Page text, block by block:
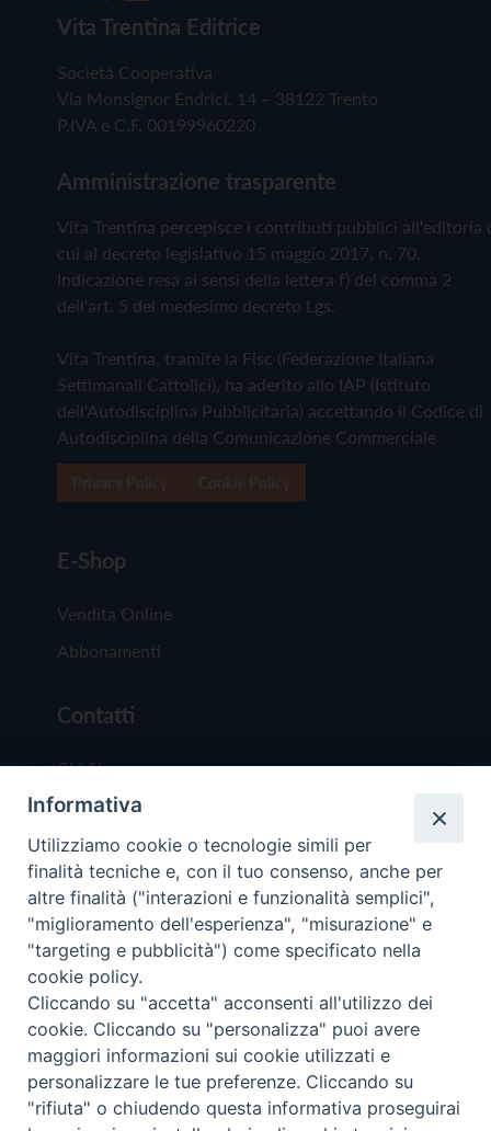
Vita Trentina Editrice
Società Cooperativa
Via Monsignor Endrici, 14 – 38122 Trento
P.IVA e C.F. 00199960220
Amministrazione trasparente
Vita Trentina percepisce i contributi pubblici all'editoria
cui al decreto legislativo 15 maggio 2017, n. 70.
Indicazione resa ai sensi della lettera f) del comma 2
dell'art. 5 del medesimo decreto Lgs.
Vita Trentina, tramite la Fisc (Federazione Italiana
Settimanali Cattolici), ha aderito allo IAP (Istituto
dell'Autodisciplina Pubblicitaria) accettando il Codice di
Autodisciplina della Comunicazione Commerciale
E-Shop
Vendita Online
Abbonamenti
Contatti
Chi Siamo
Redazione
Scrivici
Copyright © 2019 - Tutti i diritti riservati - Vita
Trentina Editrice
Privacy Policy
Torna
Informativa
Utilizziamo cookie o tecnologie simili per
finalità tecniche e, con il tuo consenso, anche per
altre finalità ("interazioni e funzionalità semplici",
"miglioramento dell'esperienza", "misurazione" e
"targeting e pubblicità") come specificato nella
cookie policy.
Cliccando su "accetta" acconsenti all'utilizzo dei
cookie. Cliccando su "personalizza" puoi avere
maggiori informazioni sui cookie utilizzati e
personalizzare le tue preferenze. Cliccando su
"rifiuta" o chiudendo questa informativa proseguirai